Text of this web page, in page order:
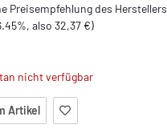
Preisempfehlung des Herstellers
, also 32,37 €)
nicht verfügbar
Artikel